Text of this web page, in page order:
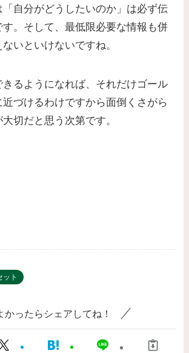
自分がどうしたいのか」は必ず伝
す。そして、最低限必要な情報も併
いといけないですね。
きるようになれば、それだけゴール
づけるわけですから面倒くさがら
切だと思う次第です。
ット
かったらシェアしてね！